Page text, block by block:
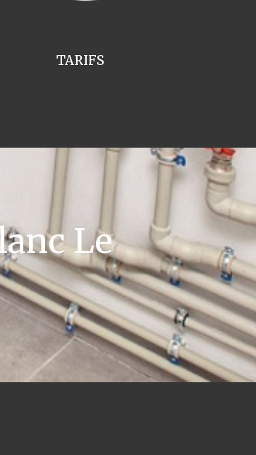
TARIFS
Le